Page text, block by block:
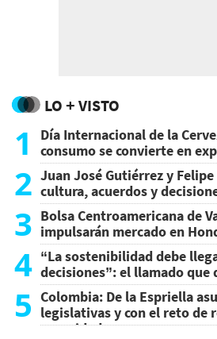
LO + VISTO
1
Día Internacional de la
consumo se convierte en
2 Juan José Gutiérrez y
cultura, acuerdos y
3 Bolsa Centroamericana de
impulsarán mercado en
4 “La sostenibilidad debe
decisiones”: el llamado que
5 Colombia: De la Espriella
legislativas y con el reto de
seguridad